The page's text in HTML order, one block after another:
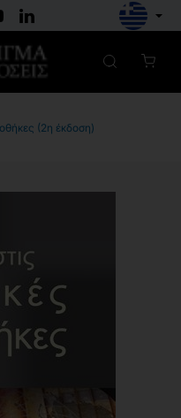
(2η έκδοση)